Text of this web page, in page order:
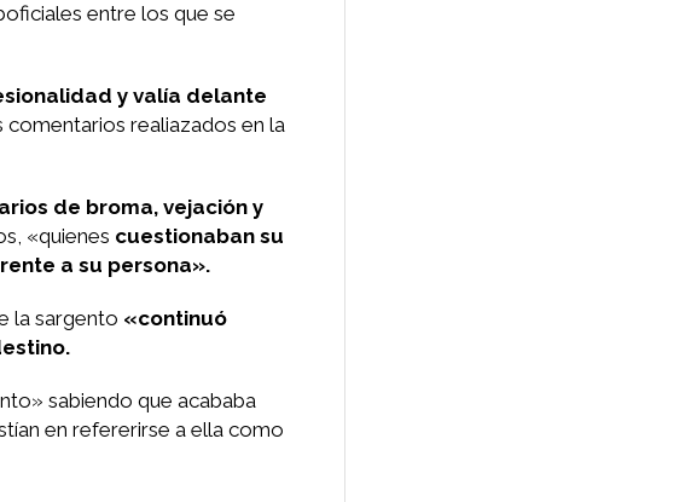
entre los que se
y valía delante
comentarios realiazados en la
de broma, vejación y
«quienes cuestionaban su
a su persona».
la sargento «continuó
sabiendo que acababa
en refererirse a ella como